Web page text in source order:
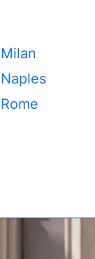
Milan
Naples
Rome